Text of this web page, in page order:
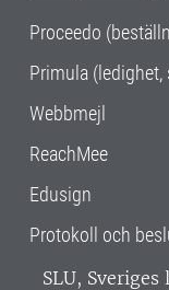
Proceedo
Primula
Webbmejl
ReachMee
Edusign
Protokoll och
SLU,